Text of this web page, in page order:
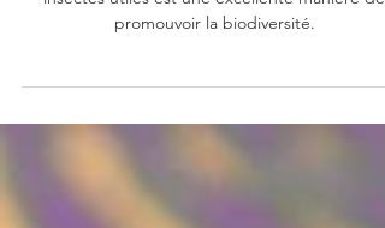
Créer un jardin accueillant pour les oiseaux et